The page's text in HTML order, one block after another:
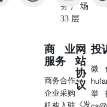
务广场
33 层
商业
服务
商务合作
企业采购
网
站
协
议
《发
投
微
举